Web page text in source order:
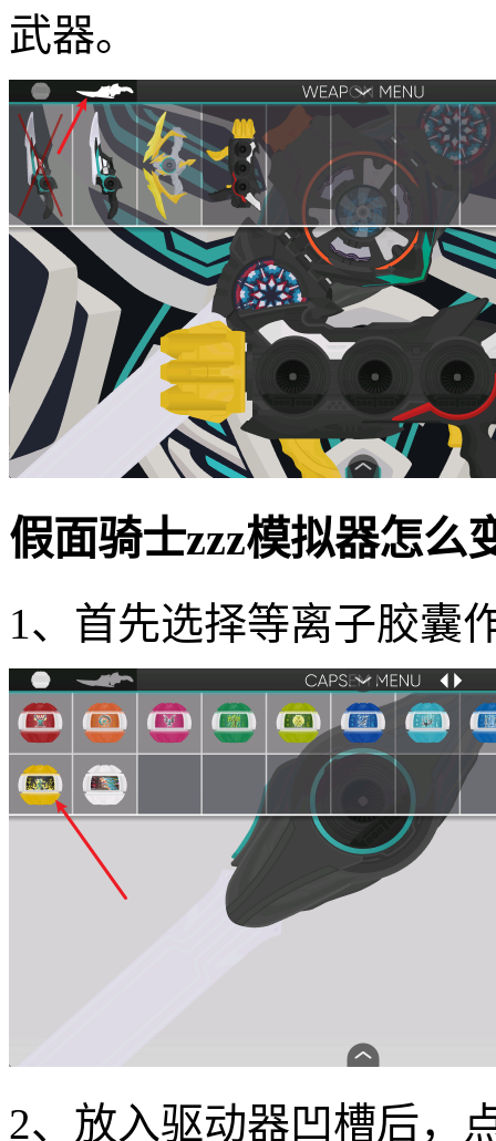
武器。
假面骑士zzz模拟器怎么
1、首先选择等离子胶囊
2、放入驱动器凹槽后，